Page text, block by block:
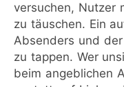
versuchen, Nutzer
zu täuschen. Ein
Absenders und
zu tappen. Wer
beim angeblichen